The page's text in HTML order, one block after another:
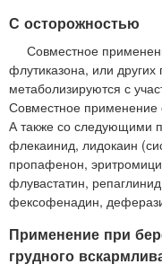
С осторожностью
Совместное
флутиказона, или других
метаболизируются с
Совместное применение
А также со следующими
флекаинид, лидокаин
пропафенон,
флувастатин,
фексофенадин,
Применение при
грудного